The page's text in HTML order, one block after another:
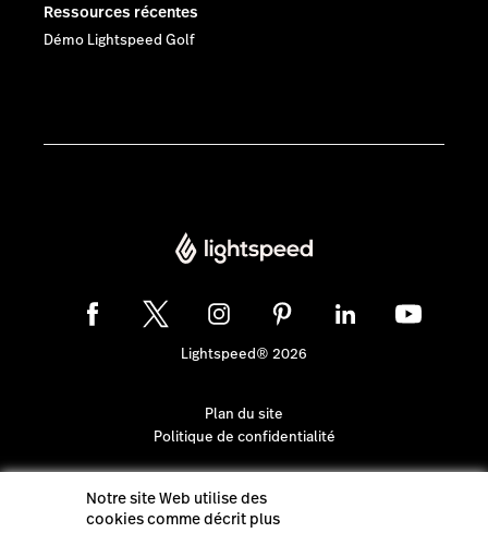
Ressources récentes
Démo Lightspeed Golf
Lightspeed® 2026
Plan du site
Politique de confidentialité
Notre site Web utilise des
cookies comme décrit plus